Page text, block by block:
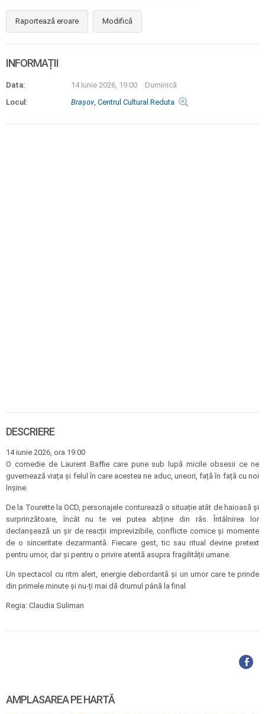
Raportează eroare Modifică
INFORMAȚII
Data: 14 Iunie 2026, 19:00
Duminică
Locul:
Braşov, Centrul Cultural Reduta
DESCRIERE
14 iunie 2026, ora 19:00
O comedie de Laurent Baffie care pune sub lupă micile obsesii ce ne
guvernează viața și felul în care acestea ne aduc, uneori, față în față cu noi
înșine.
De la Tourette la OCD, personajele conturează o situație atât de haioasă și
surprinzătoare, încât nu te vei putea abține din râs. Întâlnirea lor
declanșează un șir de reacții imprevizibile, conflicte comice și momente
de o sinceritate dezarmantă. Fiecare gest, tic sau ritual devine pretext
pentru umor, dar și pentru o privire atentă asupra fragilității umane.
Un spectacol cu ritm alert, energie debordantă și un umor care te prinde
din primele minute și nu-ți mai dă drumul până la final
Regia: Claudia Suliman
AMPLASAREA PE HARTĂ